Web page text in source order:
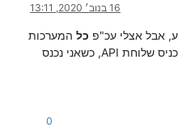
16 בנוב׳ 2020, 13:11
אבל אצלי עכ"פ כל המערכות
שמאושר ע"י ועדת הרבנים, אם אני מכניס שלוחת API, כשאני נכנס
0